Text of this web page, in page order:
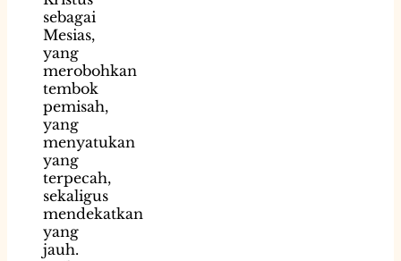
sebagai
Mesias,
yang
merobohkan
tembok
pemisah,
yang
menyatukan
yang
terpecah,
sekaligus
mendekatkan
yang
jauh.